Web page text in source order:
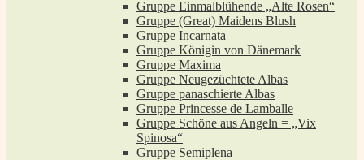
Gruppe Einmalblühende „Alte Rosen“
Gruppe (Great) Maidens Blush
Gruppe Incarnata
Gruppe Königin von Dänemark
Gruppe Maxima
Gruppe Neugezüchtete Albas
Gruppe panaschierte Albas
Gruppe Princesse de Lamballe
Gruppe Schöne aus Angeln = „Vix
Spinosa“
Gruppe Semiplena